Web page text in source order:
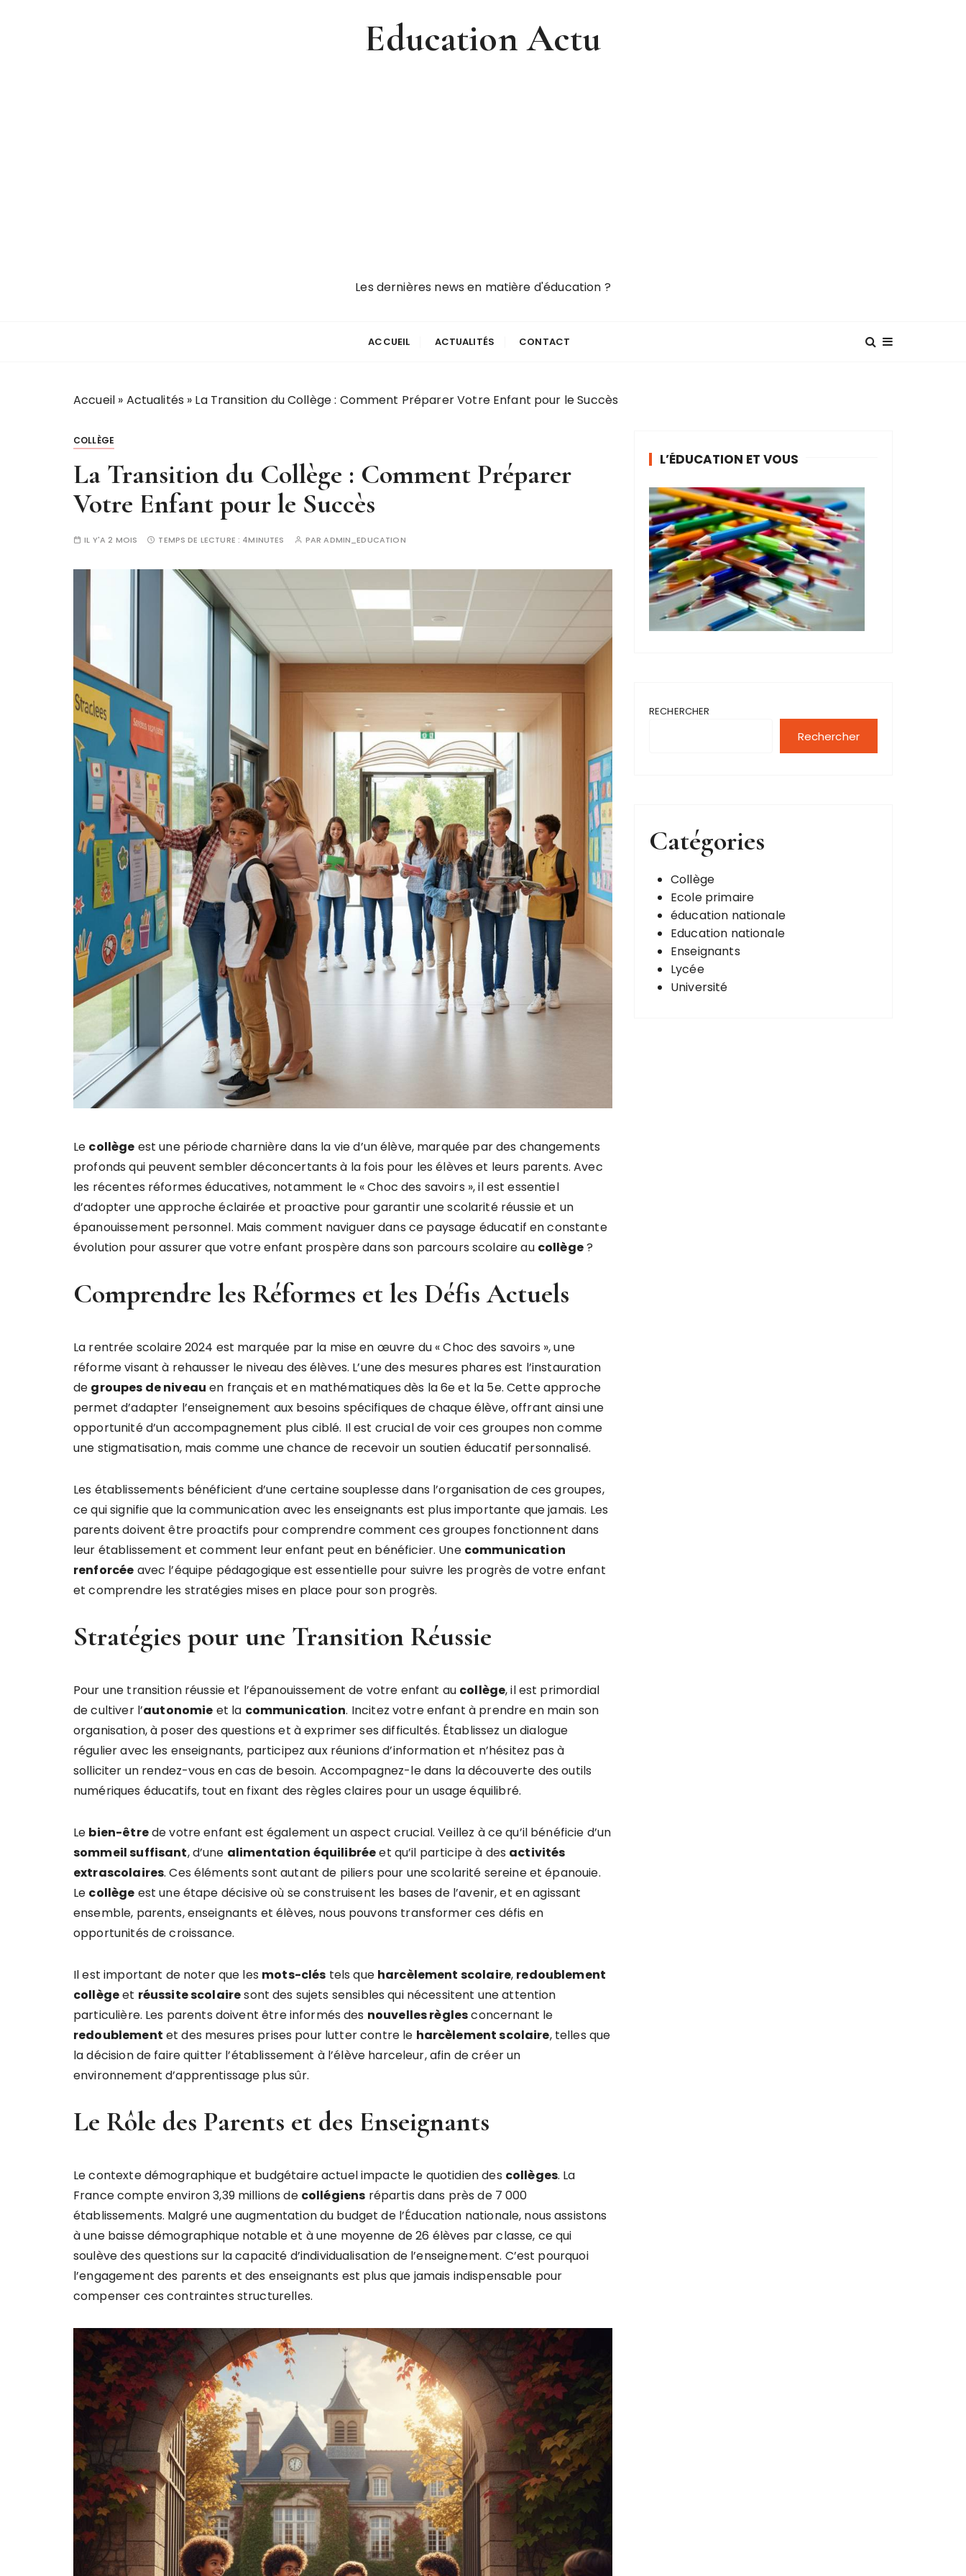
Education Actu
Les dernières news en matière d'éducation ?
ACCUEIL ACTUALITÉS CONTACT
Accueil » Actualités » La Transition du Collège : Comment Préparer Votre Enfant pour le Succès
COLLÈGE
La Transition du Collège : Comment Préparer
Votre Enfant pour le Succès
IL Y'A 2 MOIS TEMPS DE LECTURE : 4MINUTES PARADMIN_EDUCATION
Le collège est une période charnière dans la vie d’un élève, marquée par des changements
profonds qui peuvent sembler déconcertants à la fois pour les élèves et leurs parents. Avec
les récentes réformes éducatives, notamment le « Choc des savoirs », il est essentiel
d’adopter une approche éclairée et proactive pour garantir une scolarité réussie et un
épanouissement personnel. Mais comment naviguer dans ce paysage éducatif en constante
évolution pour assurer que votre enfant prospère dans son parcours scolaire au collège?
Comprendre les Réformes et les Défis Actuels
La rentrée scolaire 2024 est marquée par la mise en œuvre du « Choc des savoirs », une
réforme visant à rehausser le niveau des élèves. L’une des mesures phares est l’instauration
de groupes de niveau en français et en mathématiques dès la 6e et la 5e. Cette approche
permet d’adapter l’enseignement aux besoins spécifiques de chaque élève, offrant ainsi une
opportunité d’un accompagnement plus ciblé. Il est crucial de voir ces groupes non comme
une stigmatisation, mais comme une chance de recevoir un soutien éducatif personnalisé.
Les établissements bénéficient d’une certaine souplesse dans l’organisation de ces groupes,
ce qui signifie que la communication avec les enseignants est plus importante que jamais. Les
parents doivent être proactifs pour comprendre comment ces groupes fonctionnent dans
leur établissement et comment leur enfant peut en bénéficier. Une communication
renforcée avec l’équipe pédagogique est essentielle pour suivre les progrès de votre enfant
et comprendre les stratégies mises en place pour son progrès.
Stratégies pour une Transition Réussie
Pour une transition réussie et l’épanouissement de votre enfant au collège, il est primordial
de cultiver l’autonomie et la communication. Incitez votre enfant à prendre en main son
organisation, à poser des questions et à exprimer ses difficultés. Établissez un dialogue
régulier avec les enseignants, participez aux réunions d’information et n’hésitez pas à
solliciter un rendez-vous en cas de besoin. Accompagnez-le dans la découverte des outils
numériques éducatifs, tout en fixant des règles claires pour un usage équilibré.
Le bien-êtrede votre enfant est également un aspect crucial. Veillez à ce qu’il bénéficie d’un
sommeil suffisant, d’une alimentation équilibréeet qu’il participe à des activités
extrascolaires. Ces éléments sont autant de piliers pour une scolarité sereine et épanouie.
Le collège est une étape décisive où se construisent les bases de l’avenir, et en agissant
ensemble, parents, enseignants et élèves, nous pouvons transformer ces défis en
opportunités de croissance.
Il est important de noter que les mots-clés tels que harcèlement scolaire, redoublement
collègeet réussite scolairesont des sujets sensibles qui nécessitent une attention
particulière. Les parents doivent être informés des nouvelles règlesconcernant le
redoublement et des mesures prises pour lutter contre le harcèlement scolaire, telles que
la décision de faire quitter l’établissement à l’élève harceleur, afin de créer un
environnement d’apprentissage plus sûr.
Le Rôle des Parents et des Enseignants
Le contexte démographique et budgétaire actuel impacte le quotidien des collèges. La
France compte environ 3,39 millions de collégiens répartis dans près de 7 000
établissements. Malgré une augmentation du budget de l’Éducation nationale, nous assistons
à une baisse démographique notable et à une moyenne de 26 élèves par classe, ce qui
soulève des questions sur la capacité d’individualisation de l’enseignement. C’est pourquoi
l’engagement des parents et des enseignants est plus que jamais indispensable pour
compenser ces contraintes structurelles.
L’ÉDUCATION ET VOUS
RECHERCHER
Rechercher
Catégories
Collège
Ecole primaire
éducation nationale
Education nationale
Enseignants
Lycée
Université